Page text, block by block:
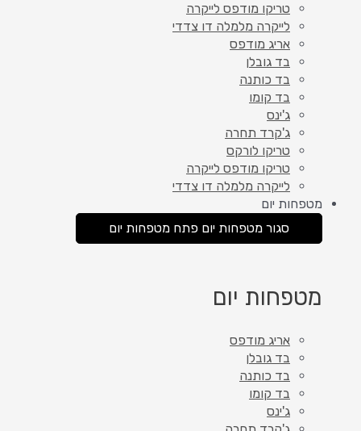
טריקו מודפס לייקרה
לייקרה מלמלה דו צדדי
אריג מודפס
בד גובלן
בד כותנה
בד קומו
ג'ינס
ג'קרד תחרה
טריקו לורקס
טריקו מודפס לייקרה
לייקרה מלמלה דו צדדי
מטפחות יום
סגור מטפחות יום פתח מטפחות יום
מטפחות יום
אריג מודפס
בד גובלן
בד כותנה
בד קומו
ג'ינס